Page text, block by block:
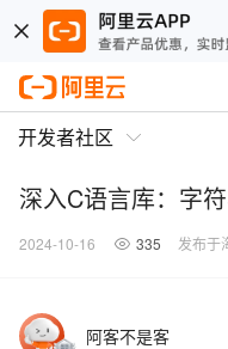
开发者社区
深入C语言库：字
2024-10-16 335 发布于
阿客不是客